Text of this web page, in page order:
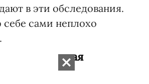
в эти обследования.
сами неплохо
негативная